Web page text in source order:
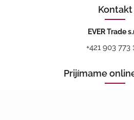
Kontakt
EVER Trade
+421 903 773
Prijímame